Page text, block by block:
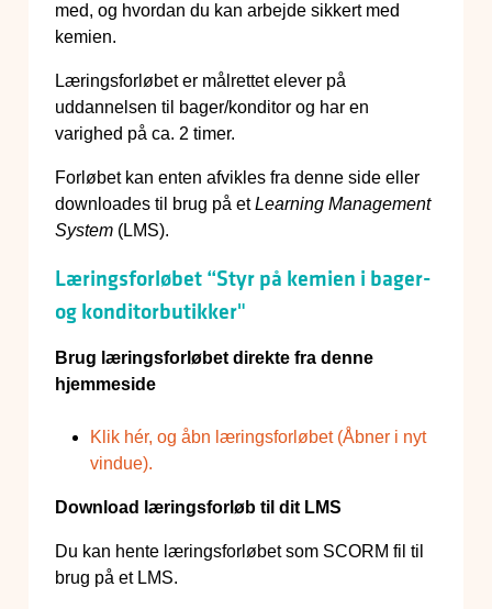
med, og hvordan du kan arbejde sikkert med
kemien.
Læringsforløbet er målrettet elever på
uddannelsen til bager/konditor og har en
varighed på ca. 2 timer.
Forløbet kan enten afvikles fra denne side eller
downloades til brug på etLearning Management
System (LMS).
Læringsforløbet “Styr på kemien i bager-
og konditorbutikker"
Brug læringsforløbet direkte fra denne
hjemmeside
Klik hér, og åbn læringsforløbet (Åbner i nyt
vindue).
Download læringsforløb til dit LMS
Du kan hente læringsforløbet som SCORM fil til
brug på et LMS.